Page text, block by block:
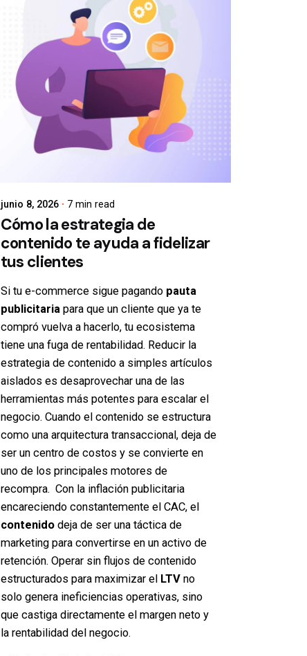
junio 8, 2026 7 min read
Cómo la estrategia de
contenido te ayuda a fidelizar
tus clientes
Si tu e-commercesigue pagando pauta
publicitaria para que un cliente que ya te
compró vuelva a hacerlo, tu ecosistema
tiene una fuga de rentabilidad. Reducir la
estrategia de contenido a simples artículos
aislados es desaprovechar una de las
herramientas más potentes para escalar el
negocio. Cuando el contenido se estructura
como una arquitectura transaccional, deja de
ser un centro de costos y se convierte en
uno de los principales motores de
recompra. Con la inflación publicitaria
encareciendo constantemente el CAC, el
contenido deja de ser una táctica de
marketing para convertirse en un activo de
retención. Operar sin flujos de contenido
estructurados para maximizar el LTV no
solo genera ineficiencias operativas, sino
que castiga directamente el margen neto y
la rentabilidad del negocio.